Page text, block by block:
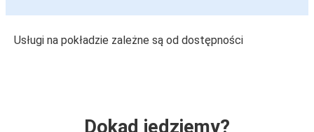
Usługi na pokładzie zależne są od dostępności
Dokąd jedziemy?